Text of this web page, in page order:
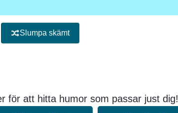
Slumpa skämt
för att hitta humor som passar just dig!